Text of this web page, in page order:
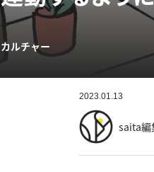
カルチャー
2023.01.13
saita編